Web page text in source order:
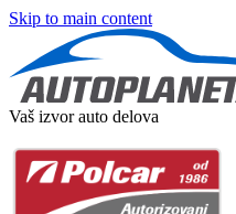
Skip to main content
Vaš izvor auto delova